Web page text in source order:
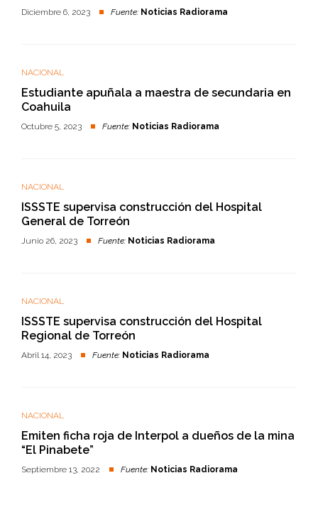
Diciembre 6, 2023 Fuente: Noticias Radiorama
NACIONAL
Estudiante apuñala a maestra de secundaria en
Coahuila
Octubre 5, 2023 Fuente: Noticias Radiorama
NACIONAL
ISSSTE supervisa construcción del Hospital
General de Torreón
Junio 26, 2023 Fuente: Noticias Radiorama
NACIONAL
ISSSTE supervisa construcción del Hospital
Regional de Torreón
Abril 14, 2023 Fuente: Noticias Radiorama
NACIONAL
Emiten ficha roja de Interpol a dueños de la mina
“El Pinabete”
Septiembre 13, 2022 Fuente: Noticias Radiorama